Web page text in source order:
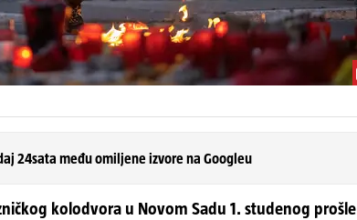
24sata među omiljene izvore na Googleu
kolodvora u Novom Sadu 1. studenog prošle